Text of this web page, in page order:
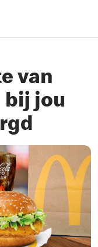
van
bij jou